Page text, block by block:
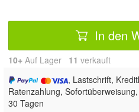
In den
10+ Auf Lager 11 verkauft
, Lastschrift,
Ratenzahlung,
30 Tagen